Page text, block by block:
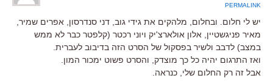
PERMALINK
יש לי חלום. ובחלום, מלהקים את גידי גוב, דני סנדרסון, אפרים שמיר,
מאיר פניגשטיין, אלון אולארצ'יק ויוני רכטר (קלפטר כבר לא ממש
במצב) לדבב ולשיר בפסקול של הסרט הזה בדיבוב לעברית.
ואז התרגום יהיה כל כך מוצדק, והסרט פשוט ימכור המון.
אבל זה רק החלום שלי, כנראה.